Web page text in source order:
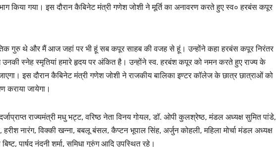
किया गया। इस दौरान कैबिनेट मंत्री गणेश जोशी ने मूर्ति का अनावरण करते हुए स्व० हरबंस कपूर
गुरु थे और मैं आज जहां पर भी हूं सब कपूर साहब की वजह से हूं। उन्होंने कहा हरबंस कपूर निरंतर
स्नेह स्मृतियां हमारे हृदय पर अंकित है। उन्होंने स्व. हरबंश कपूर को नमन करते हुए राज्य के
इस दौरान कैबिनेट मंत्री गणेश जोशी ने राजकीय बालिका इण्टर कॉलेज के छात्र छात्राओं को
कराया जायेगा।
राज्यमंत्री मधु भट्ट, वरिष्ठ नेता विनय गोयल, डॉ. ओपी कुलश्रेष्ठ, मंडल अध्यक्ष सुमित पांडे,
हरीश नारंग, विक्की खन्ना, बबलू बंसल, कैप्टन भूपाल सिंह, अर्जुन कोहली, महिला मोर्चा मंडल अध्यक्ष
पार्षद नंदनी शर्मा, समिधा गुरुंग आदि उपस्थित रहे।